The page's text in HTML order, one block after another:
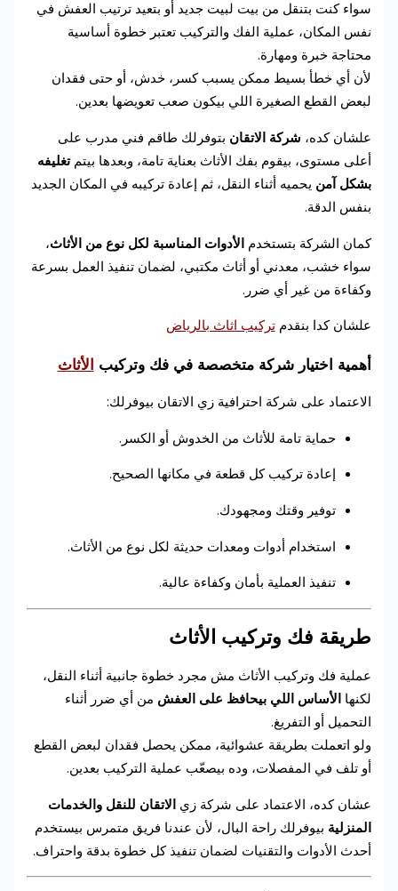
سواء كنت بتنقل من بيت لبيت جديد أو بتعيد ترتيب العفش في
نفس المكان، عملية الفك والتركيب تعتبر خطوة أساسية
محتاجة خبرة ومهارة.
لأن أي خطأ بسيط ممكن يسبب كسر، خدش، أو حتى فقدان
لبعض القطع الصغيرة اللي بيكون صعب تعويضها بعدين.
علشان كده، شركة الاتقان بتوفرلك طاقم فني مدرب على
أعلى مستوى، بيقوم بفك الأثاث بعناية تامة، وبعدها بيتمتغليفه
بشكل آمن يحميه أثناء النقل، ثم إعادة تركيبه في المكان الجديد
بنفس الدقة.
كمان الشركة بتستخدم الأدوات المناسبة لكل نوع من الأثاث،
سواء خشب، معدني أو أثاث مكتبي، لضمان تنفيذ العمل بسرعة
وكفاءة من غير أي ضرر.
علشان كدا بنقدمتركيب اثاث بالرياض
أهمية اختيار شركة متخصصة في فك وتركيب الأثاث
الاعتماد على شركة احترافية زي الاتقان بيوفرلك:
حماية تامة للأثاث من الخدوش أو الكسر.
إعادة تركيب كل قطعة في مكانها الصحيح.
توفير وقتك ومجهودك.
استخدام أدوات ومعدات حديثة لكل نوع من الأثاث.
تنفيذ العملية بأمان وكفاءة عالية.
طريقة فك وتركيب الأثاث
عملية فك وتركيب الأثاث مش مجرد خطوة جانبية أثناء النقل،
لكنهاالأساس اللي بيحافظ على العفش من أي ضرر أثناء
التحميل أو التفريغ.
ولو اتعملت بطريقة عشوائية، ممكن يحصل فقدان لبعض القطع
أو تلف في المفصلات، وده بيصعّب عملية التركيب بعدين.
عشان كده، الاعتماد على شركة زي الاتقان للنقل والخدمات
المنزلية بيوفرلك راحة البال، لأن عندنا فريق متمرس بيستخدم
أحدث الأدوات والتقنيات لضمان تنفيذ كل خطوة بدقة واحتراف.